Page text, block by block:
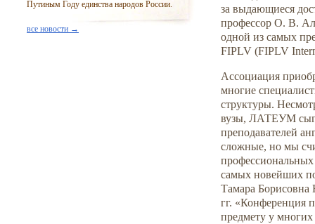
Путиным Году единства народов России.
все новости →
за выдающиеся
профессор О. В.
одной из самых
FIPLV (FIPLV
Ассоциация
многие
структуры.
вузы, ЛАТЕУМ
преподавателей
сложные, но мы
самых новейших
Тамара Борисовна
гг. «Конференция
предмету у